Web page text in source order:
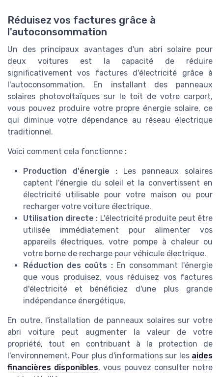
Réduisez vos factures grâce à
l'autoconsommation
Un des principaux avantages d'un abri solaire pour
deux voitures est la capacité de réduire
significativement vos factures d'électricité grâce à
l'autoconsommation. En installant des panneaux
solaires photovoltaïques sur le toit de votre carport,
vous pouvez produire votre propre énergie solaire, ce
qui diminue votre dépendance au réseau électrique
traditionnel.
Voici comment cela fonctionne :
Production d'énergie : Les panneaux solaires
captent l'énergie du soleil et la convertissent en
électricité utilisable pour votre maison ou pour
recharger votre voiture électrique.
Utilisation directe : L'électricité produite peut être
utilisée immédiatement pour alimenter vos
appareils électriques, votre pompe à chaleur ou
votre borne de recharge pour véhicule électrique.
Réduction des coûts :En consommant l'énergie
que vous produisez, vous réduisez vos factures
d'électricité et bénéficiez d'une plus grande
indépendance énergétique.
En outre, l'installation de panneaux solaires sur votre
abri voiture peut augmenter la valeur de votre
propriété, tout en contribuant à la protection de
l'environnement. Pour plus d'informations sur les aides
financières disponibles, vous pouvez consulter notre